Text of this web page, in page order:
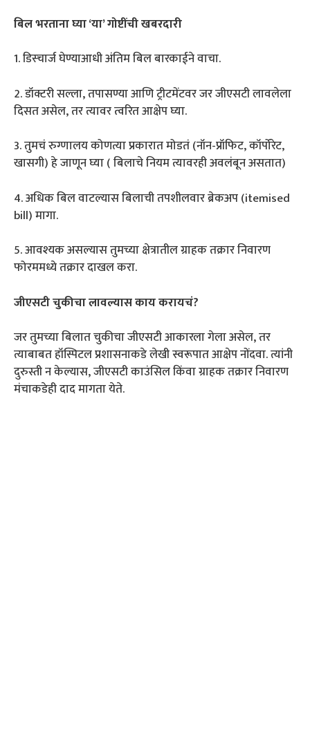
बिल भरताना घ्या ‘या’ गोष्टींची खबरदारी
1. डिस्चार्ज घेण्याआधी अंतिम बिल बारकाईने वाचा.
2. डॉक्टरी सल्ला, तपासण्या आणि ट्रीटमेंटवर जर जीएसटी लावलेला
दिसत असेल, तर त्यावर त्वरित आक्षेप घ्या.
3. तुमचं रुग्णालय कोणत्या प्रकारात मोडतं (नॉन-प्रॉफिट, कॉर्पोरेट,
खासगी) हे जाणून घ्या ( बिलाचे नियम त्यावरही अवलंबून असतात)
4. अधिक बिल वाटल्यास बिलाची तपशीलवार ब्रेकअप (itemised
bill) मागा.
5. आवश्यक असल्यास तुमच्या क्षेत्रातील ग्राहक तक्रार निवारण
फोरममध्ये तक्रार दाखल करा.
जीएसटी चुकीचा लावल्यास काय करायचं?
जर तुमच्या बिलात चुकीचा जीएसटी आकारला गेला असेल, तर
त्याबाबत हॉस्पिटल प्रशासनाकडे लेखी स्वरूपात आक्षेप नोंदवा. त्यांनी
दुरुस्ती न केल्यास, जीएसटी काउंसिल किंवा ग्राहक तक्रार निवारण
मंचाकडेही दाद मागता येते.